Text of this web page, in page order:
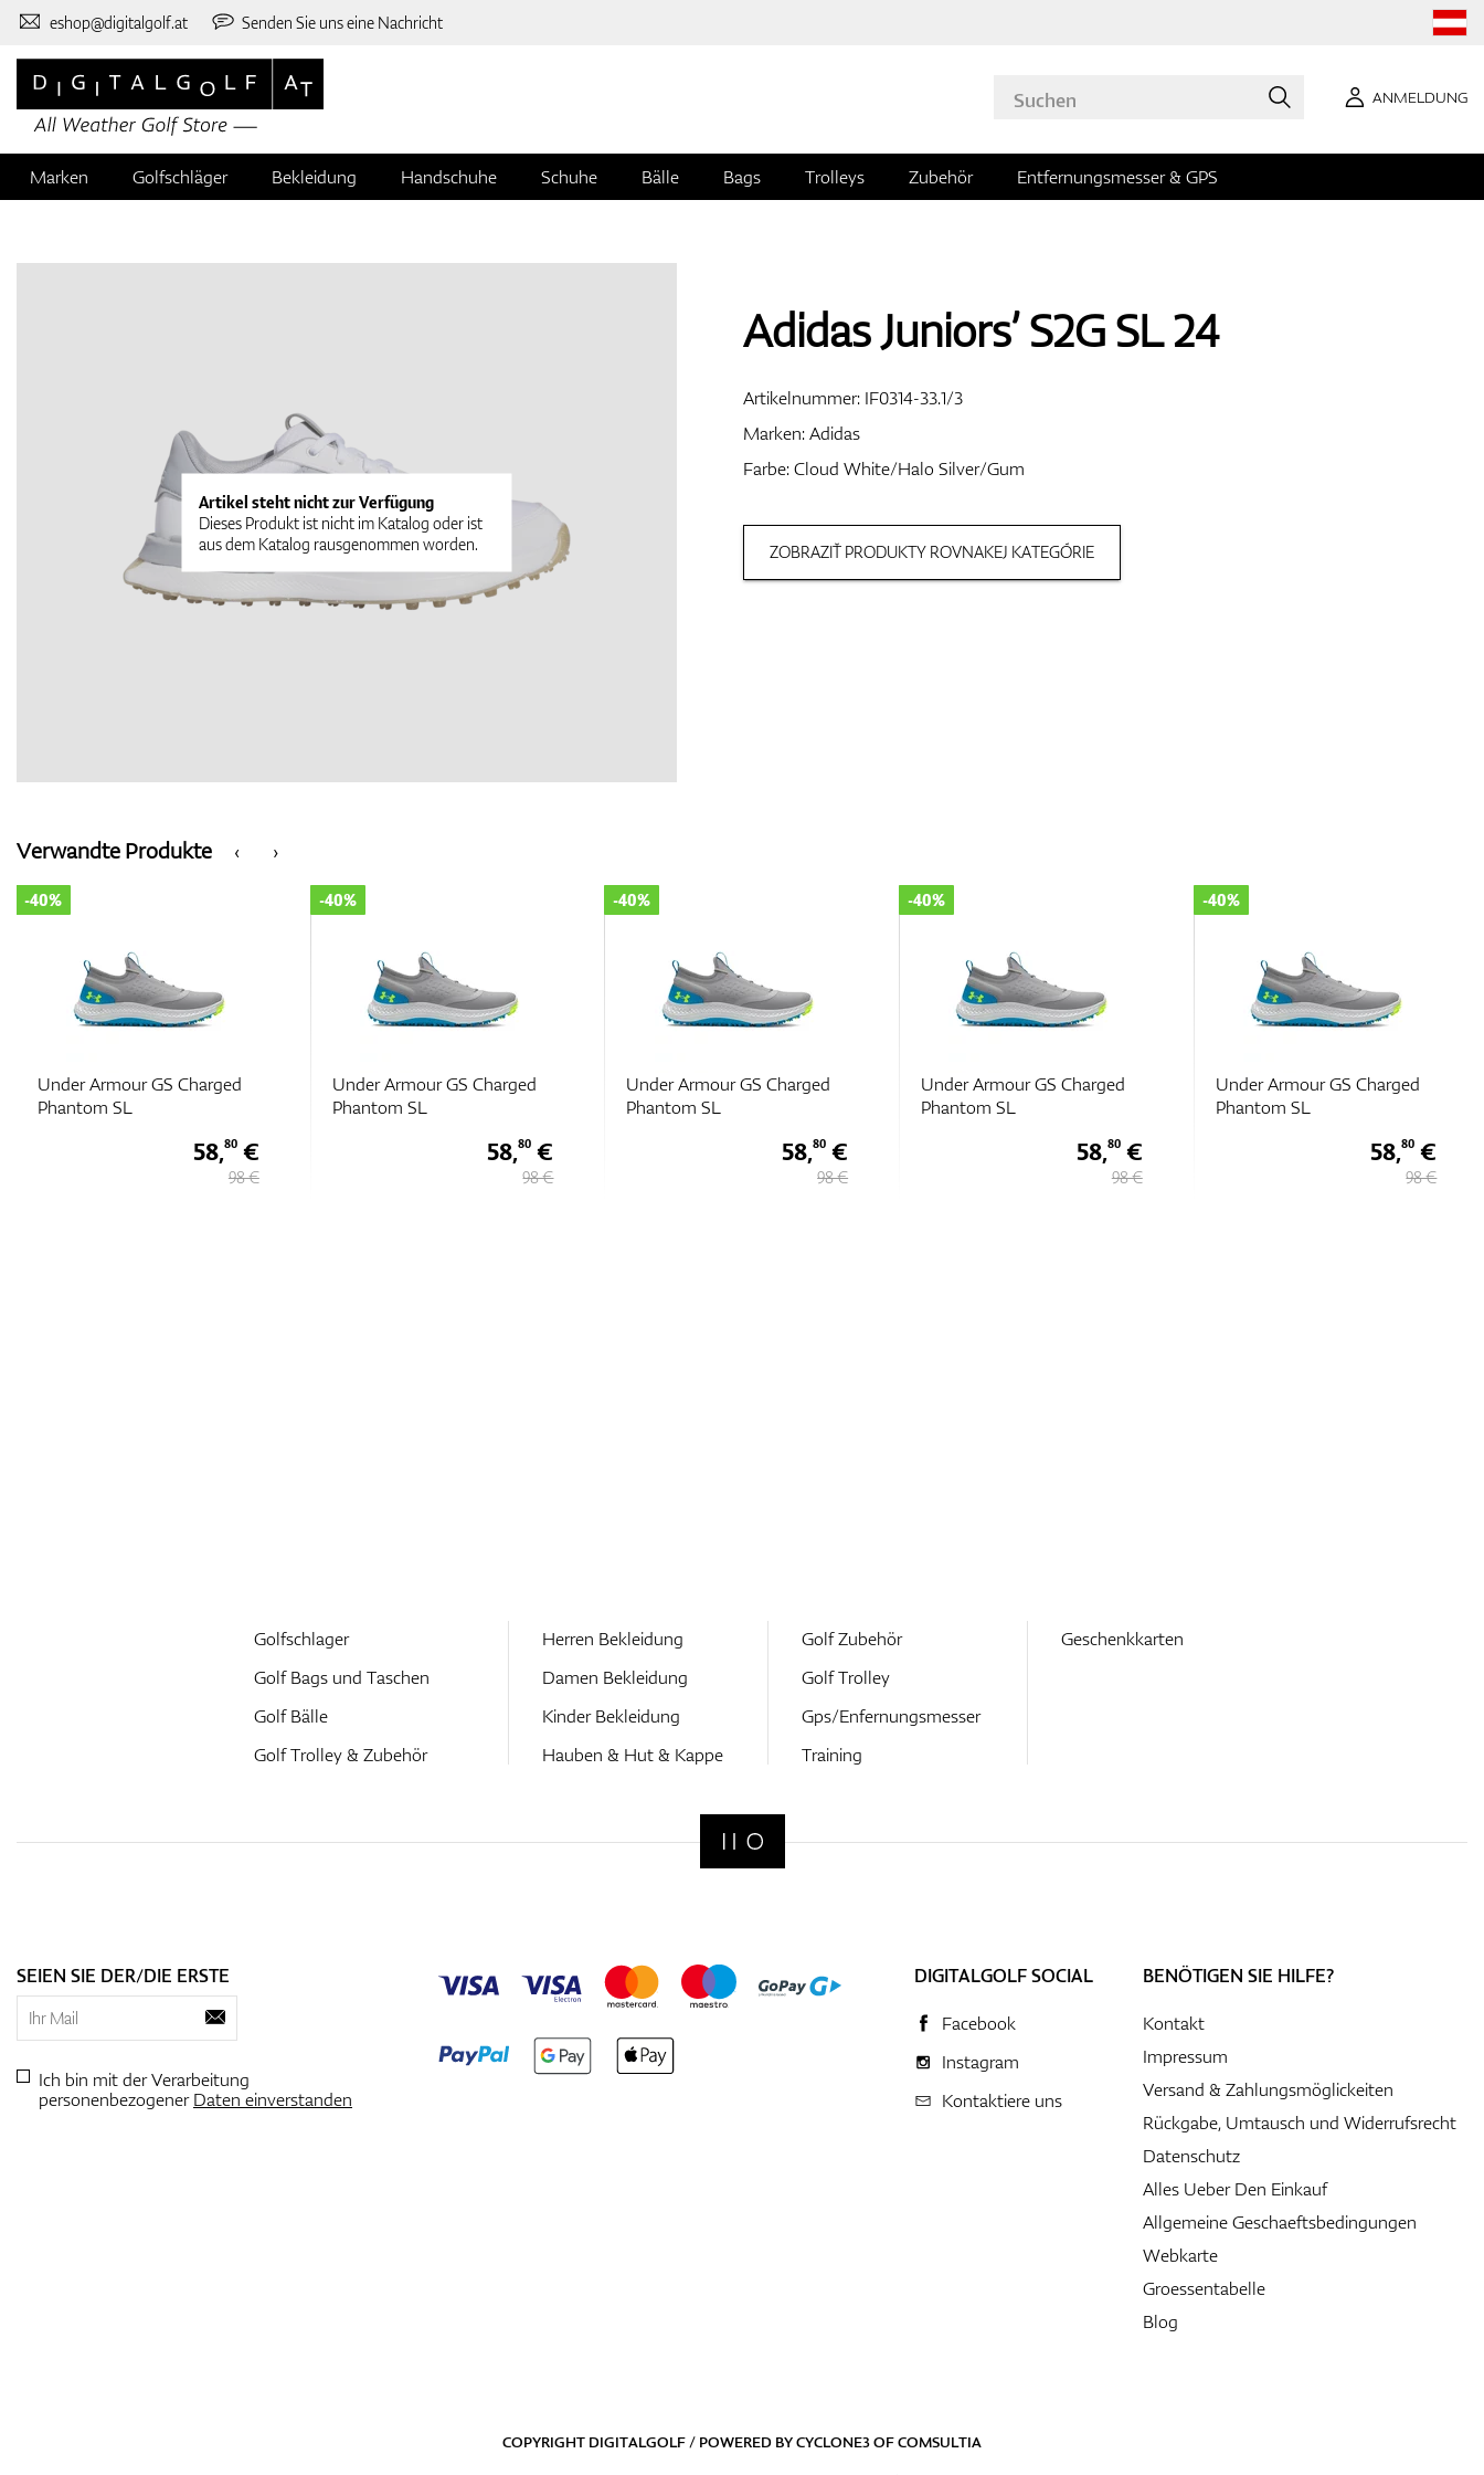
eshop@digitalgolf.at Senden Sie uns eine Nachricht
ANMELDUNG
Marken Golfschläger Bekleidung Handschuhe Schuhe Bälle Bags Trolleys Zubehör Entfernungsmesser & GPS
Artikel steht nicht zur Verfügung
Dieses Produkt ist nicht im Katalog oder ist
aus dem Katalog rausgenommen worden.
Adidas Juniors’ S2G SL 24
Artikelnummer: IF0314-33.1/3
Marken:Adidas
Farbe: Cloud White/Halo Silver/Gum
ZOBRAZIŤ PRODUKTY ROVNAKEJ KATEGÓRIE
‹
Verwandte Produkte ›
Under Armour GS Charged
Phantom SL
-40%
58,80€
98 €
Under Armour GS Charged
Phantom SL
-40%
58,80 €
98 €
Under Armour GS Charged
Phantom SL
-40%
58,80 €
98 €
Under Armour GS Charged
Phantom SL
-40%
58,80€
98 €
Under Armour GS Charged
Phantom SL
-40%
58,80 €
98 €
Golfschlager
Golf Bags und Taschen
Golf Bälle
Golf Trolley & Zubehör
Herren Bekleidung
Damen Bekleidung
Kinder Bekleidung
Hauben & Hut & Kappe
Golf Zubehör
Golf Trolley
Gps/Enfernungsmesser
Training
Geschenkkarten
SEIEN SIE DER/DIE ERSTE
Ich bin mit der Verarbeitung
personenbezogenerDaten einverstanden
DIGITALGOLF SOCIAL
Facebook
Instagram
Kontaktiere uns
BENÖTIGEN SIE HILFE?
Kontakt
Impressum
Versand & Zahlungsmöglickeiten
Rückgabe, Umtausch und Widerrufsrecht
Datenschutz
Alles Ueber Den Einkauf
Allgemeine Geschaeftsbedingungen
Webkarte
Groessentabelle
Blog
COPYRIGHT DIGITALGOLF / POWERED BYCYCLONE3OFCOMSULTIA